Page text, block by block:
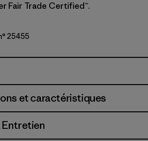
Fair Trade Certified™.
25455
et caractéristiques
Entretien